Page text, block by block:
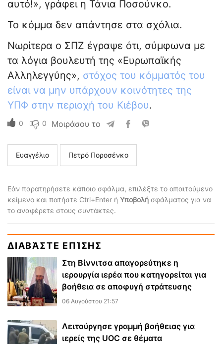
αυτό!», γράφει η Τάνια Ποσούνκο.
Το κόμμα δεν απάντησε στα σχόλια.
Νωρίτερα ο ΣΠΖ έγραψε ότι, σύμφωνα με
τα λόγια βουλευτή της «Ευρωπαϊκής
Αλληλεγγύης», στόχος του κόμματός του
είναι να μην υπάρχουν κοινότητες της
ΥΠΦ στην περιοχή του Κιέβου.
0 0 Μοιράσου το
Ευαγγέλιο Πετρό Ποροσένκο
Εάν παρατηρήσετε κάποιο σφάλμα, επιλέξτε το απαιτούμενο
κείμενο και πατήστε Ctrl+Enter ή Υποβολή σφάλματος για να
το αναφέρετε στους συντάκτες.
ΔΙΑΒΆΣΤΕ ΕΠΊΣΗΣ
Στη Βίννιτσα απαγορεύτηκε η
ιερουργία ιερέα που κατηγορείται για
βοήθεια σε αποφυγή στράτευσης
06 Αυγούστου 21:57
Λειτούργησε γραμμή βοήθειας για
ιερείς της UOC σε θέματα